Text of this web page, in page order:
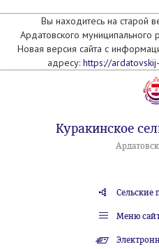
Вы находитесь на старой
Ардатовского
Новая версия сайта с
адресу: https://
Куракинское
Сельские
Меню